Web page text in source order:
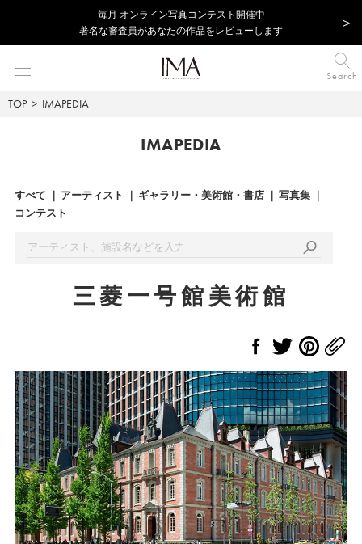
毎⽉ オンライン写真コンテスト開催中
著名な審査員があなたの作品をレビューします
Search
TOP IMAPEDIA
IMAPEDIA
すべて アーティスト ギャラリー・美術館・書店
写真集
コンテスト
三菱一号館美術館